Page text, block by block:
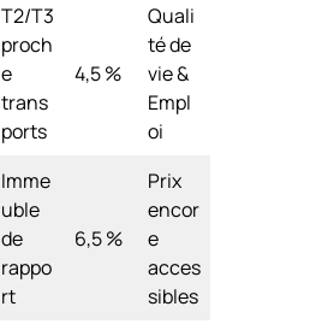
T2/T3
proch
e
trans
ports
4,5 %
Quali
té de
vie &
Empl
oi
Imme
uble
de
rappo
rt
6,5 %
Prix
encor
e
acces
sibles